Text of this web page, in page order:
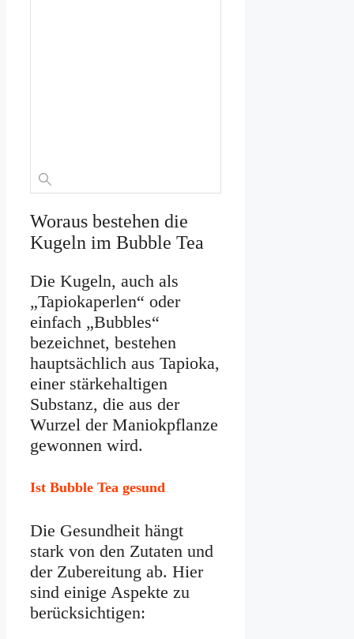
Woraus bestehen die
Kugeln im Bubble Tea
Die Kugeln, auch als
„Tapiokaperlen“ oder
einfach „Bubbles“
bezeichnet, bestehen
hauptsächlich aus Tapioka,
einer stärkehaltigen
Substanz, die aus der
Wurzel der Maniokpflanze
gewonnen wird.
Ist Bubble Tea gesund
Die Gesundheit hängt
stark von den Zutaten und
der Zubereitung ab. Hier
sind einige Aspekte zu
berücksichtigen: